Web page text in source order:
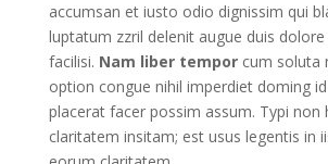
accumsan et iusto odio dignissim qui
luptatum zzril delenit augue duis
facilisi. Nam liber temporcum soluta
option congue nihil imperdiet doming
placerat facer possim assum. Typi non
claritatem insitam; est usus legentis in